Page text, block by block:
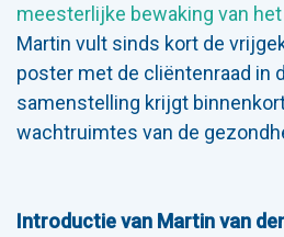
meesterlijke bewaking van
Martin vult sinds kort de
poster met de cliëntenraad in
samenstelling krijgt
wachtruimtes van de
Introductie van Martin van